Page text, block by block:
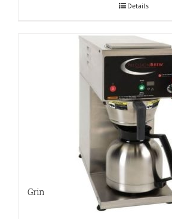
Details
Grindmaster B-ID filtrikohvimasin